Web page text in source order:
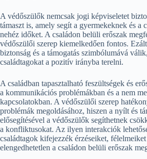
A védőszülők nemcsak jogi képviseletet
támaszt is, amely segít a gyermekeknek és a
nehéz időket. A családon belüli erőszak
védőszülői szerep kiemelkedően fontos.
biztonság és a támogatás szimbólumává
családtagokat a pozitív irányba terelni.
A családban tapasztalható feszültségek és
a kommunikációs problémákban és a nem
kapcsolatokban. A védőszülői szerep
problémák megoldásához, hiszen a nyílt és
elősegítésével a védőszülők segíthetnek
a konfliktusokat. Az ilyen interakciók
családtagok kifejezzék érzéseiket,
elengedhetetlen a családon belüli erőszak